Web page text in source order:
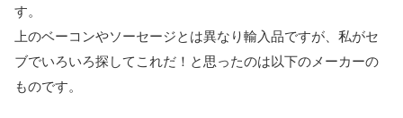
す。
上のベーコンやソーセージとは異なり輸入品ですが、私がセ
ブでいろいろ探してこれだ！と思ったのは以下のメーカーの
ものです。